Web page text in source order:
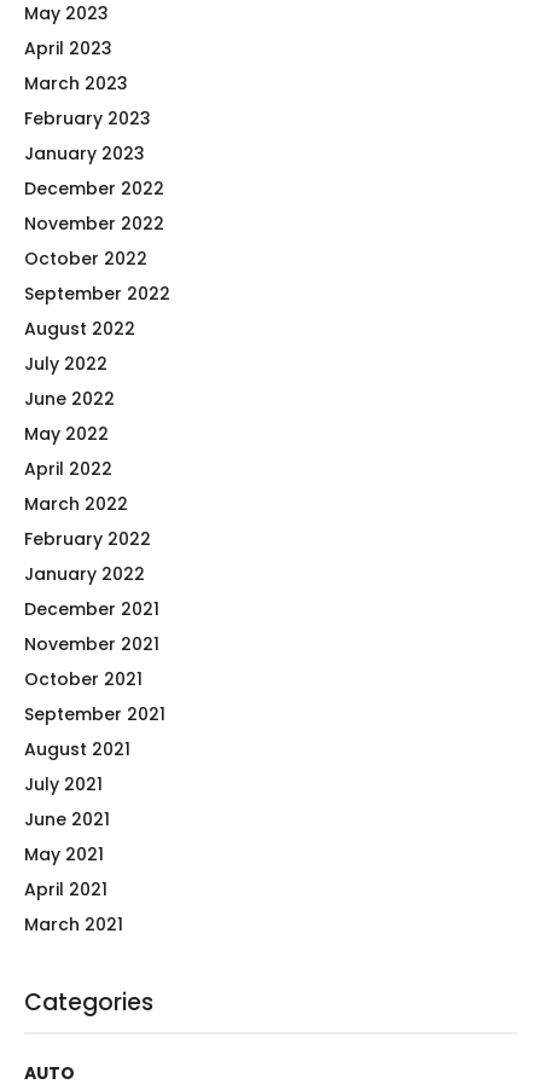
May 2023
April 2023
March 2023
February 2023
January 2023
December 2022
November 2022
October 2022
September 2022
August 2022
July 2022
June 2022
May 2022
April 2022
March 2022
February 2022
January 2022
December 2021
November 2021
October 2021
September 2021
August 2021
July 2021
June 2021
May 2021
April 2021
March 2021
Categories
AUTO